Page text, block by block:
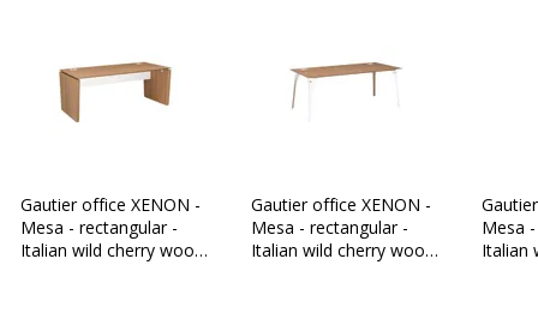
Color
Madera de cerezo silvestre
Densidad del panel 660 kg/m3
Grosor
Gautier office XENON -
Mesa - rectangular -
Italian wild cherry wood
Gautier office XENON -
Mesa - rectangular -
Italian wild cherry wood
Mesa
Italian